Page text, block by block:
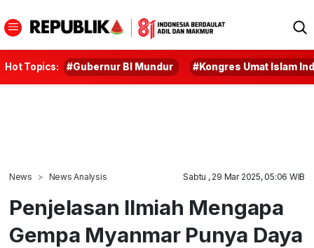
Hot Topics: #Gubernur BI Mundur #Kongres Umat Islam
News News Analysis Sabtu , 29 Mar 2025, 05:06 WIB
Penjelasan Ilmiah Mengapa
Gempa Myanmar Punya Daya